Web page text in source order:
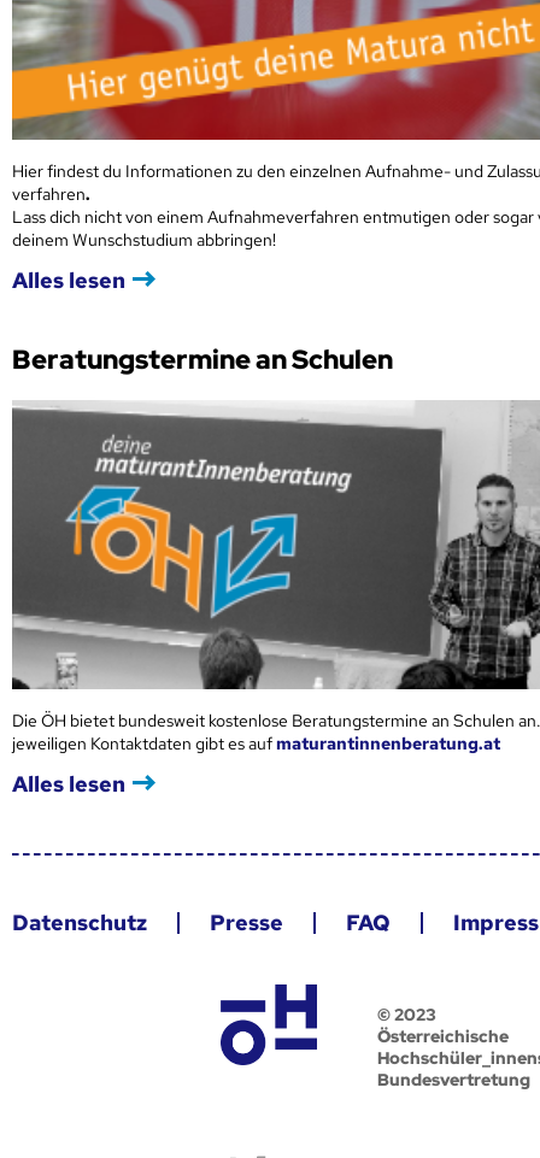
Hier findest du Informationen zu den einzelnen Aufnahme- und
verfahren.
Lass dich nicht von einem Aufnahmeverfahren entmutigen oder sogar
deinem Wunschstudium abbringen!
Alles lesen
Beratungstermine an Schulen
Die ÖH bietet bundesweit kostenlose Beratungstermine an Schulen
jeweiligen Kontaktdaten gibt es aufmaturantinnenberatung.at
Alles lesen
Datenschutz Presse FAQ
© 2023
Österreichische
Bundesvertretung